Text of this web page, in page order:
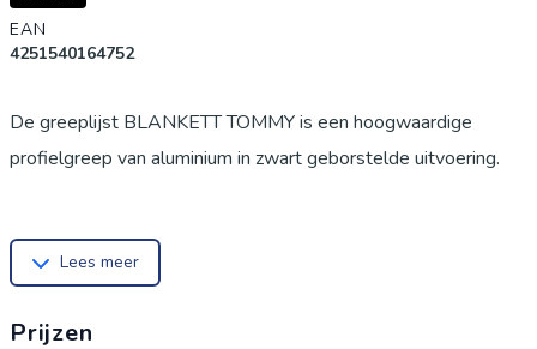
EAN
4251540164752
De greeplijst BLANKETT TOMMY is een hoogwaardige
profielgreep van aluminium in zwart geborstelde uitvoering.
van het voorvlak worden vastgeschroefd (zonder
Deze moderne profielgreep kan horizontaal of verticaal op
Lees meer
Prijzen